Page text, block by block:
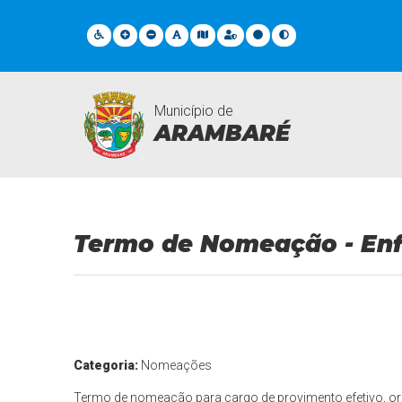
Município de
ARAMBARÉ
Documentos Gerais
Termo de Nomeação -
Categoria: Nomeações
Termo de nomeação para cargo de provimento efetivo,